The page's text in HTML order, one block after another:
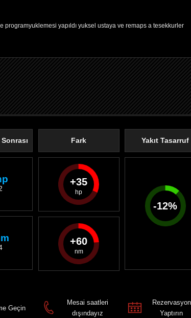
programyuklemesi yapıldı yuksel ustaya ve remaps a tesekkurler
Fark
35
60
Yakıt Tasarruf
-12%
Geçin
Mesai saatleri
dışındayız
Rezervasyon
Yaptırın